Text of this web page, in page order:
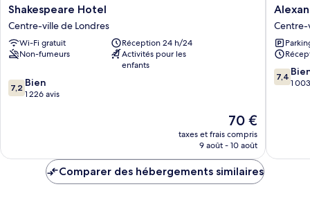
Shakespeare
Hotel
Centre-
ville
de
Shakespeare Hotel
Centre-ville de Londres
Wi-Fi gratuit
Réception 24 h/24
Non-fumeurs
Activités pour les
enfants
7.2
sur
7,2 Bien
1 226 avis
Le
nouveau
prix
de
70 €
taxes et frais compris
9 août - 10 août
Hotel
Centre-
ville
de
Londres
Centre-
7.4
sur
7,4
1
Comparer des hébergements similaires